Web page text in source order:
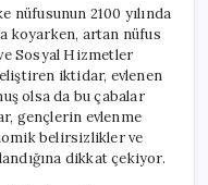
2100 yılında
koyarken, artan nüfus
Sosyal Hizmetler
iktidar, evlenen
olsa da bu çabalar
gençlerin evlenme
belirsizlikler ve
dikkat çekiyor.